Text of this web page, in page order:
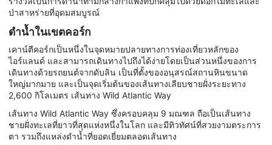
ป่าสาหร่ายที่อุดมสมบูรณ์
ดำน้ำในเขตคอร์ก
เคาน์ตีคอร์กเป็นหนึ่งในจุดหมายปลายทางการท่องเที่ยวหลักของ
ไอร์แลนด์ และสามารถเดินทางไปถึงได้ง่ายโดยเป็นส่วนหนึ่งของการ
เดินทางด้วยรถยนต์จากดับลิน เป็นที่ตั้งของอนุสรณ์สถานหินขนาด
ใหญ่มากมาย และเป็นจุดเริ่มต้นของเส้นทางเลียบชายฝั่งระยะทาง
2,600 กิโลเมตร เส้นทาง Wild Atlantic Way
เส้นทาง Wild Atlantic Way ซึ่งครอบคลุม 9 มณฑล ถือเป็นเส้นทาง
ชายฝั่งทะเลที่ยาวที่สุดแห่งหนึ่งในโลก และมีทิวทัศน์ที่สวยงามตระการ
ตา รวมถึงแหล่งดำน้ำที่ยอดเยี่ยมตลอดเส้นทาง